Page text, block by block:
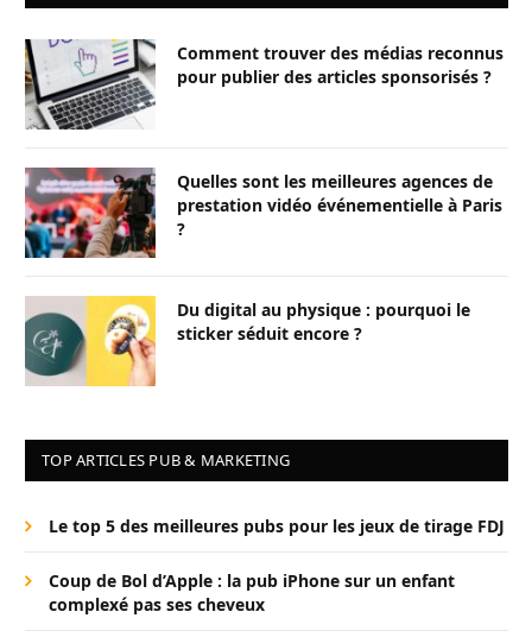
Comment trouver des médias reconnus
pour publier des articles sponsorisés ?
Quelles sont les meilleures agences de
prestation vidéo événementielle à Paris
?
Du digital au physique : pourquoi le
sticker séduit encore ?
TOP ARTICLES PUB & MARKETING
Le top 5 des meilleures pubs pour les jeux de tirage FDJ
Coup de Bol d’Apple : la pub iPhone sur un enfant
complexé pas ses cheveux